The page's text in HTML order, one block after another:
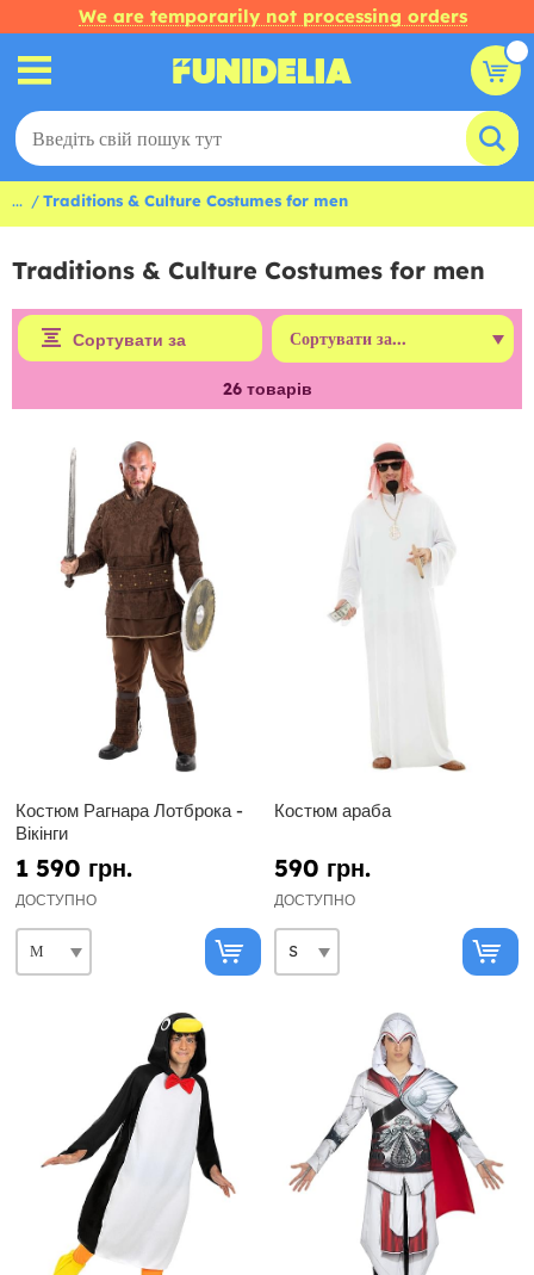
We are temporarily not processing orders
... Traditions & Culture Costumes for men
Traditions & Culture Costumes for men
Сортувати за
26товарів
Костюм Рагнара Лотброка -
Вікінги
1 590 грн.
ДОСТУПНО
Костюм араба
590 грн.
ДОСТУПНО